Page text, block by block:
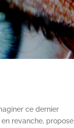
ce dernier
revanche, propose